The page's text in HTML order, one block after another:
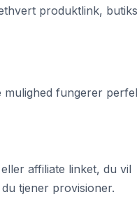
produktlink,
mulighed fungerer
affiliate linket, du vil
tjener provisioner.